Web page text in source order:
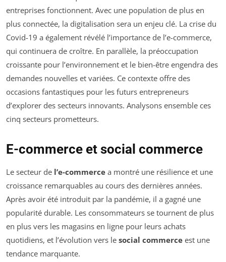
entreprises fonctionnent. Avec une population de plus en
plus connectée, la digitalisation sera un enjeu clé. La crise du
Covid-19 a également révélé l’importance de l’e-commerce,
qui continuera de croître. En parallèle, la préoccupation
croissante pour l’environnement et le bien-être engendra des
demandes nouvelles et variées. Ce contexte offre des
occasions fantastiques pour les futurs entrepreneurs
d’explorer des secteurs innovants. Analysons ensemble ces
cinq secteurs prometteurs.
E-commerce et social commerce
Le secteur de l’e-commerce a montré une résilience et une
croissance remarquables au cours des dernières années.
Après avoir été introduit par la pandémie, il a gagné une
popularité durable. Les consommateurs se tournent de plus
en plus vers les magasins en ligne pour leurs achats
quotidiens, et l’évolution vers le social commerce est une
tendance marquante.